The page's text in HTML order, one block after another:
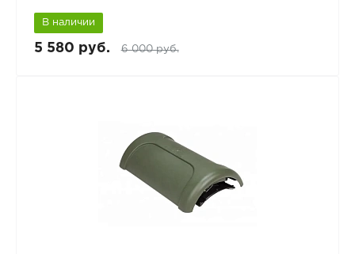
В наличии
5 580 руб. 6 000 руб.